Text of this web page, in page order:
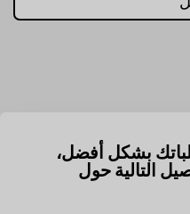
بشكل أفضل،
التالية حول